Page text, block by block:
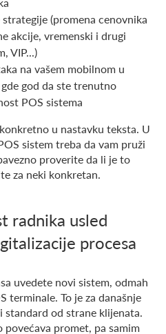
(promena cenovnika
akcije, vremenski i drugi
VIP...)
na vašem mobilnom u
god da ste trenutno
POS sistema
u nastavku teksta. U
sistem treba da vam pruži
proverite da li je to
za neki konkretan.
radnika usled
procesa
uvedete novi sistem, odmah
terminale. To je za današnje
standard od strane klijenata.
promet, pa samim